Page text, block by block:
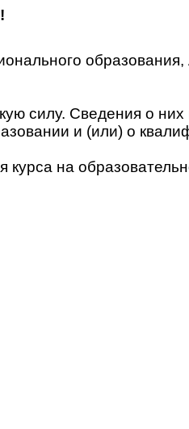
силу. Сведения о
и (или) о
курса на